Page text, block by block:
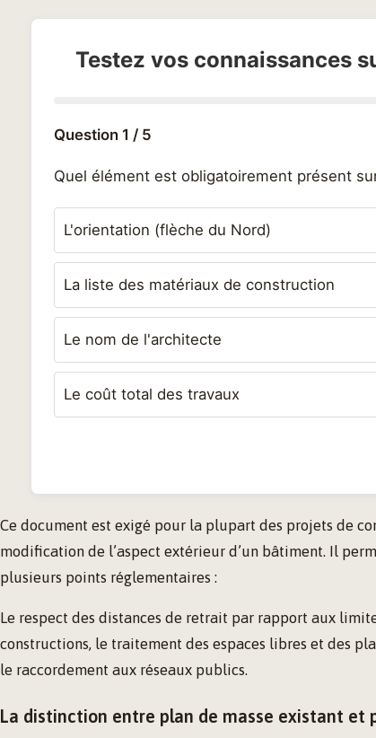
Testez vos connaissances
Question 1 / 5
Quel élément est obligatoirement présent
L'orientation (flèche du Nord)
La liste des matériaux de construction
Le nom de l'architecte
Le coût total des travaux
Ce document est exigé pour la plupart des projets de
modification de l’aspect extérieur d’un bâtiment. Il
plusieurs points réglementaires :
Le respect des distances de retrait par rapport aux
constructions, le traitement des espaces libres et des
le raccordement aux réseaux publics.
La distinction entre plan de masse existant et